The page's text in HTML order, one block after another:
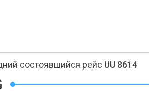
состоявшийся рейс UU 8614